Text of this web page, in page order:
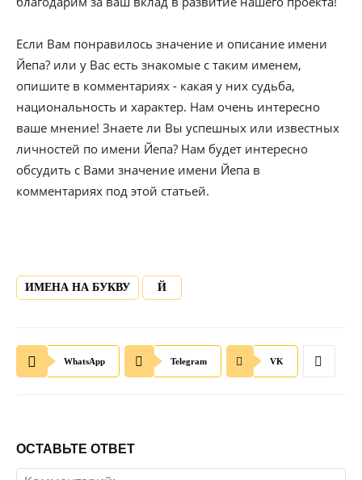
Если Вам понравилось значение и описание имени
Йепа? или у Вас есть знакомые с таким именем,
опишите в комментариях - какая у них судьба,
национальность и характер. Нам очень интересно
ваше мнение! Знаете ли Вы успешных или известных
личностей по имени Йепа? Нам будет интересно
обсудить с Вами значение имени Йепа в
комментариях под этой статьей.
ИМЕНА НА БУКВУ Й
WhatsApp Telegram VK
ОСТАВЬТЕ ОТВЕТ